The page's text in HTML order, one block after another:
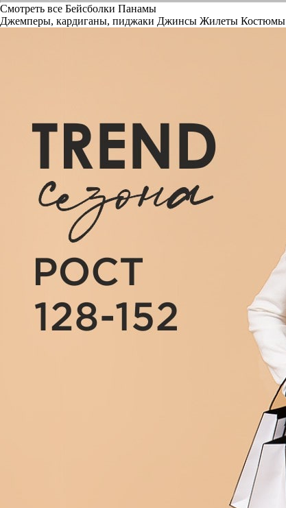
Смотреть все Бейсболки Панамы
Джемперы, кардиганы, пиджаки Джинсы Жилеты Костюмы